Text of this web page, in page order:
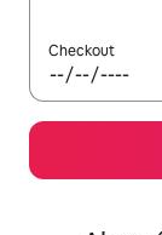
Checkout